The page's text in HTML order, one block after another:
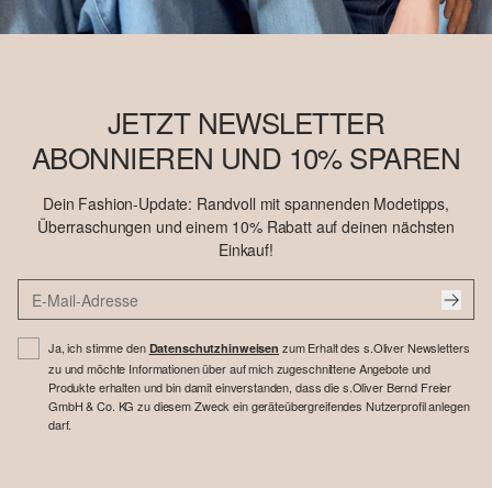
JETZT NEWSLETTER
ABONNIEREN UND 10% SPAREN
Dein Fashion-Update: Randvoll mit spannenden Modetipps,
Überraschungen und einem 10% Rabatt auf deinen nächsten
Einkauf!
Ja, ich stimme den Datenschutzhinweisen zum Erhalt des s.Oliver Newsletters
zu und möchte Informationen über auf mich zugeschnittene Angebote und
Produkte erhalten und bin damit einverstanden, dass die s.Oliver Bernd Freier
GmbH & Co. KG zu diesem Zweck ein geräteübergreifendes Nutzerprofil anlegen
darf.